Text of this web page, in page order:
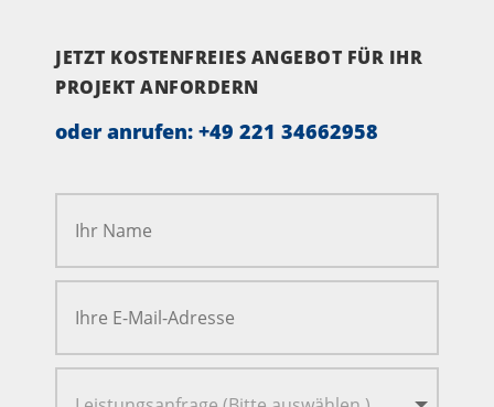
JETZT KOSTENFREIES ANGEBOT FÜR IHR
PROJEKT ANFORDERN
oder anrufen: +49 221 34662958